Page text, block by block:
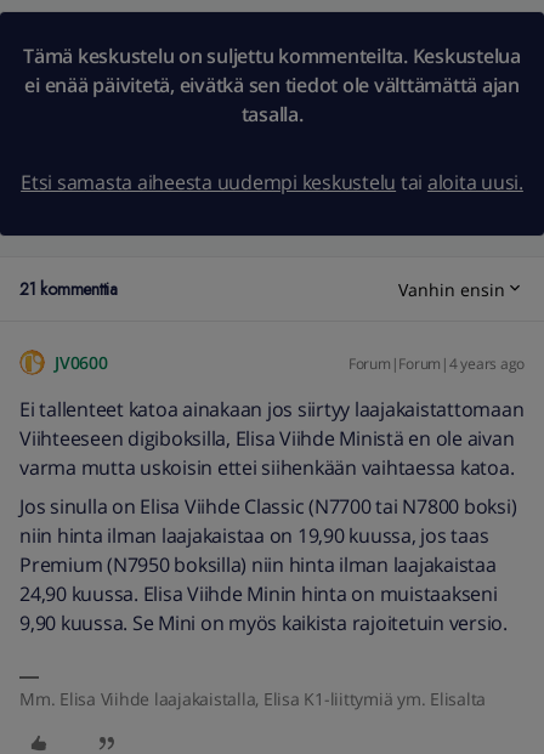
Tämä keskustelu on suljettu kommenteilta. Keskustelua
ei enää päivitetä, eivätkä sen tiedot ole välttämättä ajan
tasalla.
Etsi samasta aiheesta uudempi keskustelu tai aloita uusi.
21 kommenttia Vanhin ensin
JV0600 Forum|Forum|4 years ago
Ei tallenteet katoa ainakaan jos siirtyy laajakaistattomaan
Viihteeseen digiboksilla, Elisa Viihde Ministä en ole aivan
varma mutta uskoisin ettei siihenkään vaihtaessa katoa.
Jos sinulla on Elisa Viihde Classic (N7700 tai N7800 boksi)
niin hinta ilman laajakaistaa on 19,90 kuussa, jos taas
Premium (N7950 boksilla) niin hinta ilman laajakaistaa
24,90 kuussa. Elisa Viihde Minin hinta on muistaakseni
9,90 kuussa. Se Mini on myös kaikista rajoitetuin versio.
Mm. Elisa Viihde laajakaistalla, Elisa K1-liittymiä ym. Elisalta